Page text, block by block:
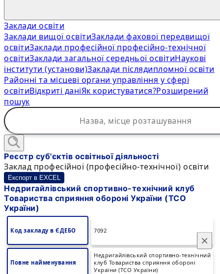
Заклади освіти
Заклади вищої освітиЗаклади фахової передвищої
освітиЗаклади професійної професійно-технічної
освітиЗаклади загальної середньої освітиНаукові
інститути (установи)Заклади післядипломної освіти
Районні та місцеві органи управління у сфері
освітиВідкриті даніЯк користуватися?Розширений
пошук
×
Реєстр суб'єктів освітньої діяльності
Заклад професійної (професійно-технічної) освіти
Експорт в EXCEL
Недригайлівський спортивно-технічний клуб
Товариства сприяння обороні України (ТСО
України)
Код закладу в ЄДЕБО 7092
Повне найменування
Недригайлівський спортивно-технічний
клуб Товариства сприяння обороні
України (ТСО України)